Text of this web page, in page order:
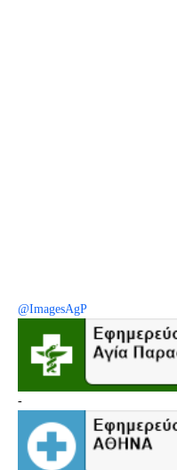
@ImagesAgP
-